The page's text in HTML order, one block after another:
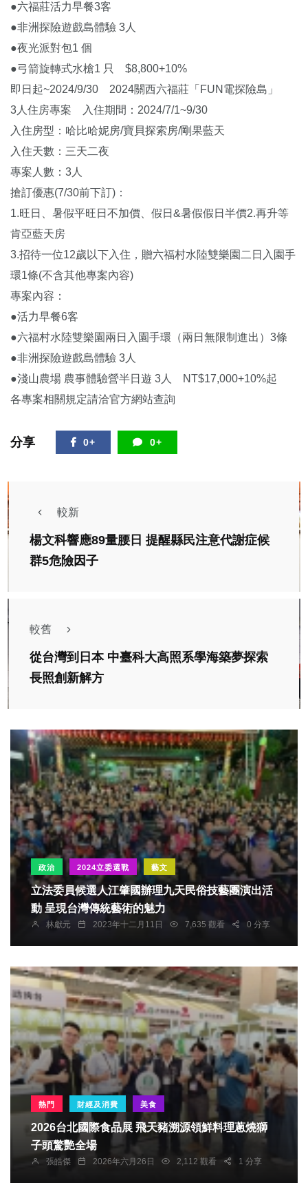
●六福莊活力早餐3客
●非洲探險遊戲島體驗 3人
●夜光派對包1 個
●弓箭旋轉式水槍1 只 $8,800+10%
即日起~2024/9/30 2024關西六福莊「FUN電探險島」
3人住房專案 入住期間：2024/7/1~9/30
入住房型：哈比哈妮房/寶貝探索房/剛果藍天
入住天數：三天二夜
專案人數：3人
搶訂優惠(7/30前下訂)：
1.旺日、暑假平旺日不加價、假日&暑假假日半價2.再升等
肯亞藍天房
3.招待一位12歲以下入住，贈六福村水陸雙樂園二日入園手
環1條(不含其他專案內容)
專案內容：
●活力早餐6客
●六福村水陸雙樂園兩日入園手環（兩日無限制進出）3條
●非洲探險遊戲島體驗 3人
●淺山農場 農事體驗營半日遊 3人 NT$17,000+10%起
各專案相關規定請洽官方網站查詢
分享 0+ 0+
較新
楊文科響應89量腰日 提醒縣民注意代謝症候
群5危險因子
較舊
從台灣到日本 中臺科大高照系學海築夢探索
長照創新解方
政治 2024立委選戰 藝文
立法委員候選人江肇國辦理九天民俗技藝團演出活
動 呈現台灣傳統藝術的魅力
林獻元 2023年十二月11日 7,635 觀看 0 分享
熱門 財經及消費 美食
2026台北國際食品展 飛天豬溯源領鮮料理蔥燒獅
子頭驚艷全場
張皓傑 2026年六月26日 2,112 觀看 1 分享